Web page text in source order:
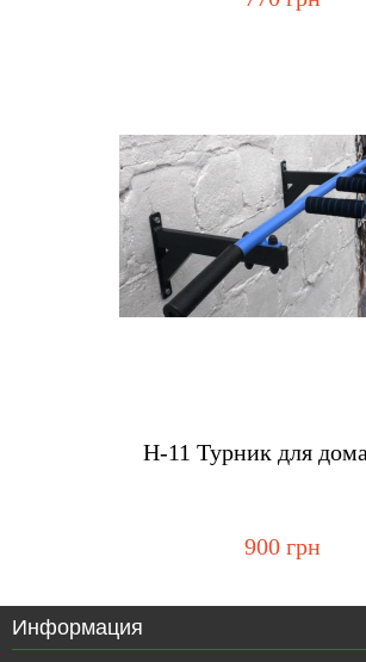
H-11 Турник для
900 грн
Информация